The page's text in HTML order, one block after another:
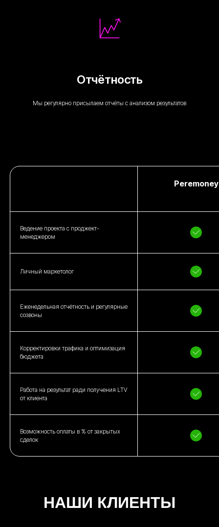
Отчётность
Мы регулярно присылаем отчёты с анализом результатов
Peremoney
Ведение проекта с проджект-
менеджером
Личный маркетолог
Еженедельная отчётность и регулярные
созвоны
Корректировки трафика и оптимизация
бюджета
Работа на результат ради получения LTV
от клиента
Возможность оплаты в % от закрытых
сделок
НАШИ КЛИЕНТЫ